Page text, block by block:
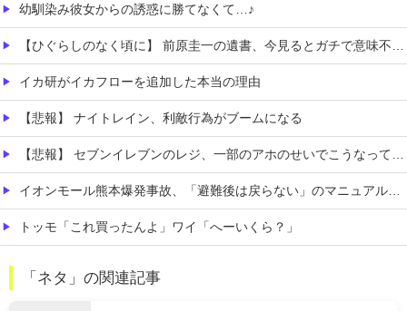
幼馴染み彼女からの誘惑に勝てなくて…♪
【ひぐらしのなく頃に】 前原圭一の遺書、今見るとガチで意味不明すぎるｗｗｗｗｗｗｗｗｗｗｗ
イカ研がイカフローを追加した本当の理由
【悲報】 ナイトレイン、利敵行為がブームになる
【悲報】 セブンイレブンのレジ、一部のアホのせいでこうなってしまう
イオンモール熊本爆発事故、「避難後は戻らない」のマニュアル機能せず「貴重品OK」と許可か 車のカギを取りに自己判断で戻った人も
トッモ「これ買ったんよ」ワイ「へーいくら？」
「ネタ」の関連記事